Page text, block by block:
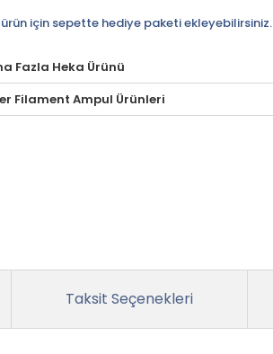
ürün için sepette hediye paketi ekleyebilirsiniz.
Fazla Heka Ürünü
Filament Ampul Ürünleri
Taksit Seçenekleri